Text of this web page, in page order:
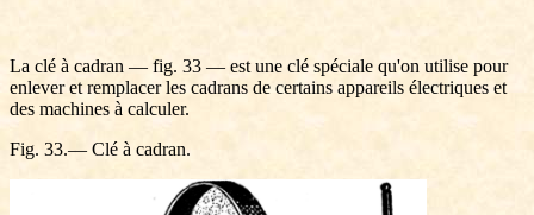
La clé à cadran — fig. 33 — est une clé spéciale qu'on utilise pour
enlever et remplacer les cadrans de certains appareils électriques et
des machines à calculer.
Fig. 33.— Clé à cadran.